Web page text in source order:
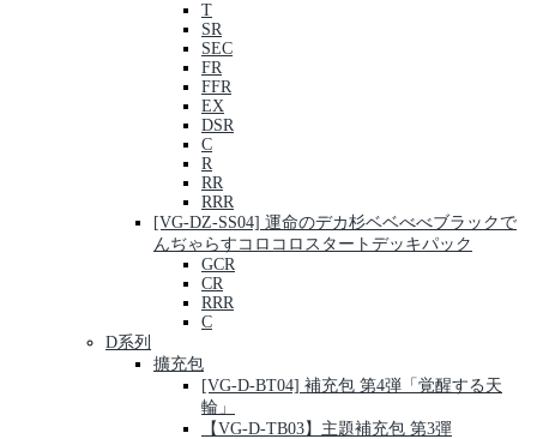
T
SR
SEC
FR
FFR
EX
DSR
C
R
RR
RRR
[VG-DZ-SS04] 運命のデカ杉ベベべべブラックで
んぢゃらすコロコロスタートデッキパック
GCR
CR
RRR
C
D系列
擴充包
[VG-D-BT04] 補充包 第4弾「覚醒する天
輪」
【VG-D-TB03】主題補充包 第3彈